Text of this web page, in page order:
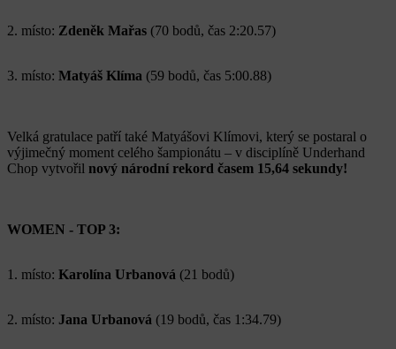
2. místo: Zdeněk Mařas (70 bodů, čas 2:20.57)
3. místo: Matyáš Klíma (59 bodů, čas 5:00.88)
Velká gratulace patří také Matyášovi Klímovi, který se postaral o
výjimečný moment celého šampionátu – v disciplíně Underhand
Chop vytvořil nový národní rekord časem 15,64 sekundy!
WOMEN - TOP 3:
1. místo: Karolína Urbanová (21 bodů)
2. místo: Jana Urbanová (19 bodů, čas 1:34.79)